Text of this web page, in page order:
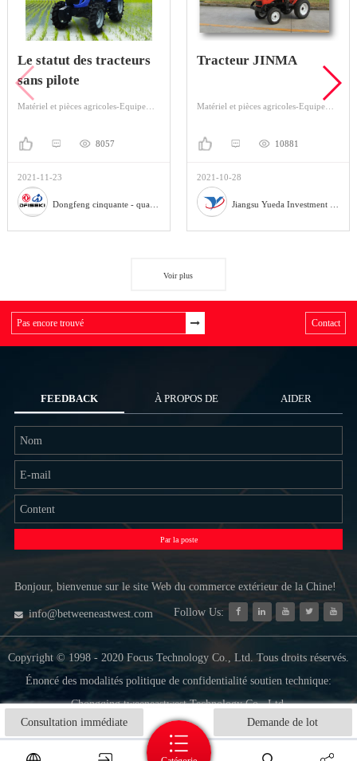
Consultation immédiate Demande de lot
Le statut des tracteurs
sans pilote
Matériel et pièces agricoles-Equipement agricole-Tracteur
8057
2021-11-23
Tracteur JINMA
Matériel et pièces agricoles-Equipement agricole-Tracteur
10881
2021-10-28
Voir plus
Contact
FEEDBACK À PROPOS DE
NOUS
AIDER
Par la poste
Bonjour, bienvenue sur le site Web du commerce extérieur de la Chine!
info@betweeneastwest.com Follow Us:
Copyright © 1998 - 2020 Focus Technology Co., Ltd. Tous droits réservés.
Énoncé des modalités politique de confidentialité soutien technique:
Chongqing tweeneastwest Technology Co., Ltd.